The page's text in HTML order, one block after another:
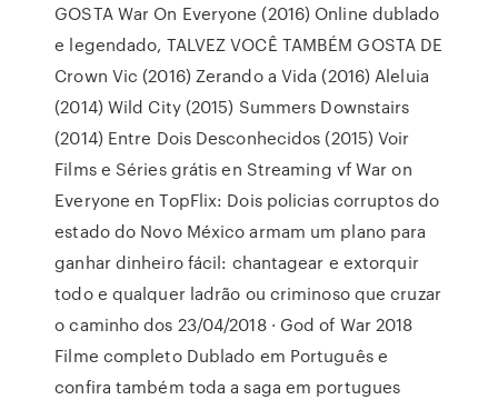
GOSTA War On Everyone (2016) Online dublado
e legendado, TALVEZ VOCÊ TAMBÉM GOSTA DE
Crown Vic (2016) Zerando a Vida (2016) Aleluia
(2014) Wild City (2015) Summers Downstairs
(2014) Entre Dois Desconhecidos (2015) Voir
Films e Séries grátis en Streaming vf War on
Everyone en TopFlix: Dois policias corruptos do
estado do Novo México armam um plano para
ganhar dinheiro fácil: chantagear e extorquir
todo e qualquer ladrão ou criminoso que cruzar
o caminho dos 23/04/2018 · God of War 2018
Filme completo Dublado em Português e
confira também toda a saga em portugues